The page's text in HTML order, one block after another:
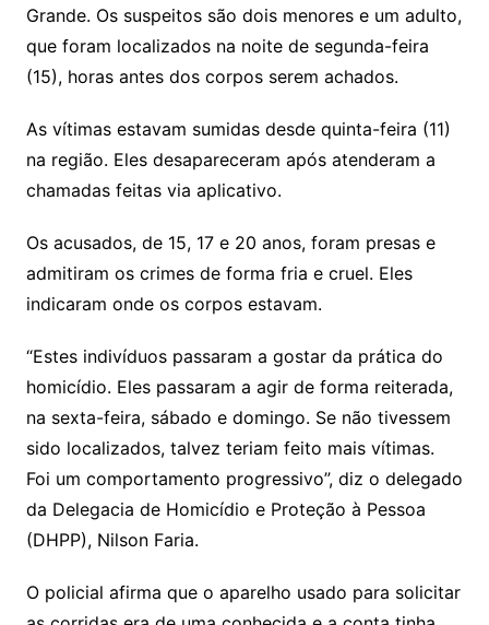
n
k
p
p
m
n
Cl
a
sr
o
m
n
a
g
k.
c
m
e o
M
l
d
s
Grande. Os suspeitos são dois menores e um adulto,
que foram localizados na noite de segunda-feira
(15), horas antes dos corpos serem achados.
As vítimas estavam sumidas desde quinta-feira (11)
na região. Eles desapareceram após atenderam a
chamadas feitas via aplicativo.
Os acusados, de 15, 17 e 20 anos, foram presas e
admitiram os crimes de forma fria e cruel. Eles
indicaram onde os corpos estavam.
“Estes indivíduos passaram a gostar da prática do
homicídio. Eles passaram a agir de forma reiterada,
na sexta-feira, sábado e domingo. Se não tivessem
sido localizados, talvez teriam feito mais vítimas.
Foi um comportamento progressivo”, diz o delegado
da Delegacia de Homicídio e Proteção à Pessoa
(DHPP), Nilson Faria.
O policial afirma que o aparelho usado para solicitar